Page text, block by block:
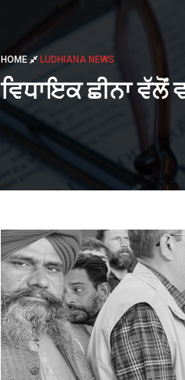
HOME LUDHIANA NEWS
ਵਿਧਾਇਕ ਛੀਨਾ ਵੱਲੋਂ